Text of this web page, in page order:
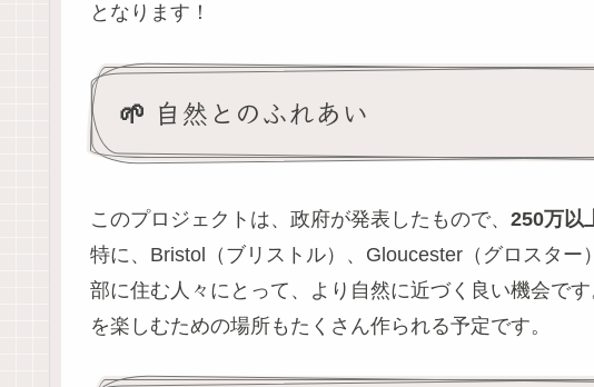
となります！
🌱 自然とのふれあい
このプロジェクトは、政府が発表したもので、 250万以
特に、Bristol（ブリストル）、Gloucester（グロスタ
部に住む人々にとって、より自然に近づく良い機会で
を楽しむための場所もたくさん作られる予定です。